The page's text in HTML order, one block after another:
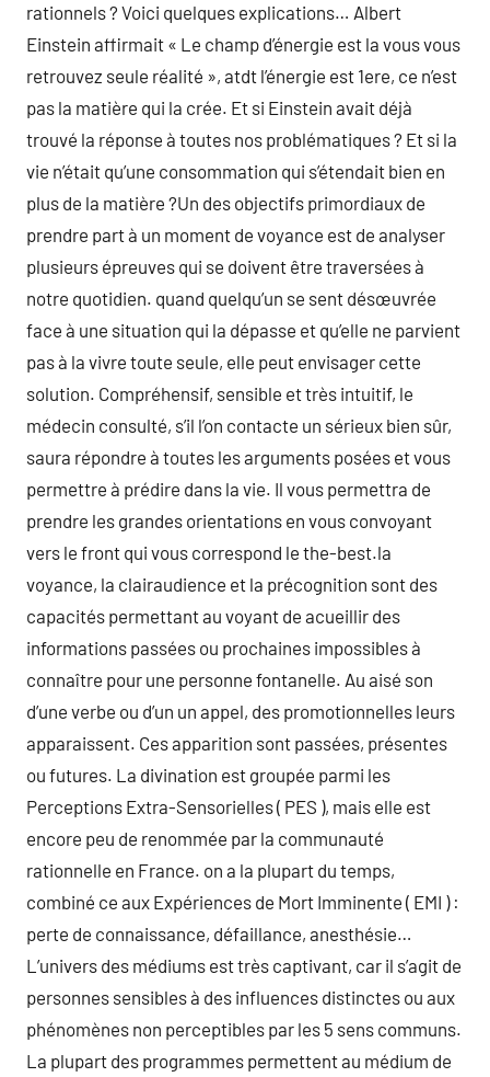
rationnels ? Voici quelques explications… Albert
Einstein affirmait « Le champ d’énergie est la vous vous
retrouvez seule réalité », atdt l’énergie est 1ere, ce n’est
pas la matière qui la crée. Et si Einstein avait déjà
trouvé la réponse à toutes nos problématiques ? Et si la
vie n’était qu’une consommation qui s’étendait bien en
plus de la matière ?Un des objectifs primordiaux de
prendre part à un moment de voyance est de analyser
plusieurs épreuves qui se doivent être traversées à
notre quotidien. quand quelqu’un se sent désœuvrée
face à une situation qui la dépasse et qu’elle ne parvient
pas à la vivre toute seule, elle peut envisager cette
solution. Compréhensif, sensible et très intuitif, le
médecin consulté, s’il l’on contacte un sérieux bien sûr,
saura répondre à toutes les arguments posées et vous
permettre à prédire dans la vie. Il vous permettra de
prendre les grandes orientations en vous convoyant
vers le front qui vous correspond le the-best.la
voyance, la clairaudience et la précognition sont des
capacités permettant au voyant de acueillir des
informations passées ou prochaines impossibles à
connaître pour une personne fontanelle. Au aisé son
d’une verbe ou d’un un appel, des promotionnelles leurs
apparaissent. Ces apparition sont passées, présentes
ou futures. La divination est groupée parmi les
Perceptions Extra-Sensorielles ( PES ), mais elle est
encore peu de renommée par la communauté
rationnelle en France. on a la plupart du temps,
combiné ce aux Expériences de Mort Imminente ( EMI ) :
perte de connaissance, défaillance, anesthésie…
L’univers des médiums est très captivant, car il s’agit de
personnes sensibles à des influences distinctes ou aux
phénomènes non perceptibles par les 5 sens communs.
La plupart des programmes permettent au médium de